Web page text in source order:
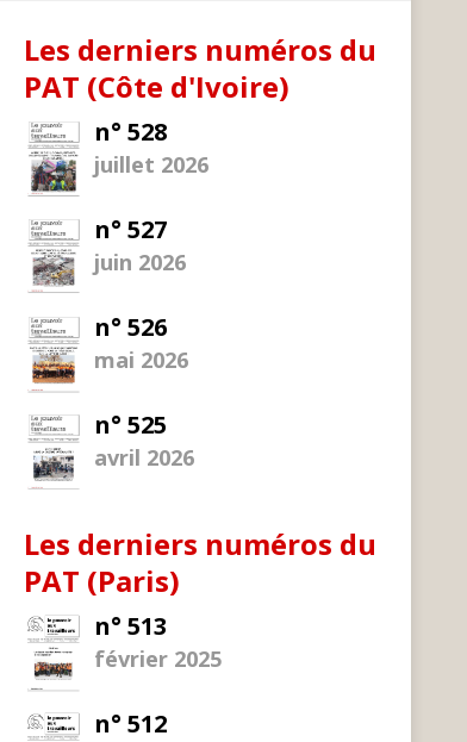
Les derniers numéros du
PAT (Côte d'Ivoire)
n° 528
juillet 2026
n° 527
juin 2026
n° 526
mai 2026
n° 525
avril 2026
Les derniers numéros du
PAT (Paris)
n° 513
février 2025
n° 512